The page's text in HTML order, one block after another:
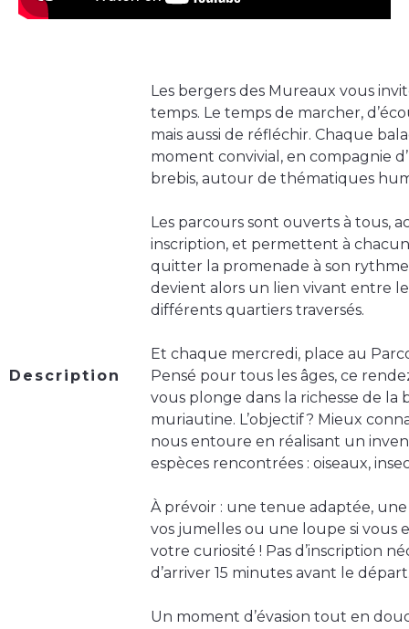
Description
Les bergers des Mureaux vous
temps. Le temps de marcher,
mais aussi de réfléchir. Chaque
moment convivial, en compagnie
brebis, autour de thématiques
Les parcours sont ouverts à tous,
inscription, et permettent à
quitter la promenade à son
devient alors un lien vivant entre
différents quartiers traversés.
Et chaque mercredi, place au
Pensé pour tous les âges, ce
vous plonge dans la richesse de la
muriautine. L’objectif ? Mieux
nous entoure en réalisant un
espèces rencontrées : oiseaux,
À prévoir : une tenue adaptée,
vos jumelles ou une loupe si vous
votre curiosité ! Pas d’inscription
d’arriver 15 minutes avant le
Un moment d’évasion tout en